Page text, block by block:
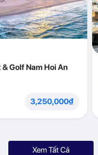
Golf Nam Hoi An
3,250,000₫
Xem Tất Cả